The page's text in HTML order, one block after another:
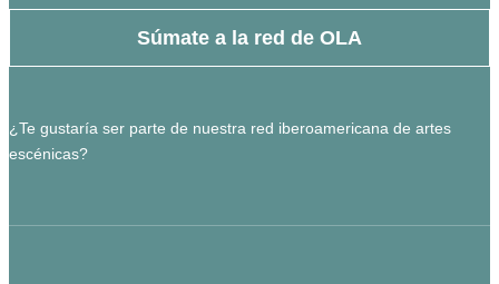
Súmate a la red de OLA
¿Te gustaría ser parte de nuestra red iberoamericana de artes
escénicas?